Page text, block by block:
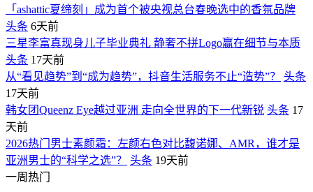
「ashattic夏缔刻」成为首个被央视总台春晚选中的香氛品牌
头条 6天前
三星李富真现身儿子毕业典礼 静奢不拼Logo赢在细节与本质
头条 17天前
从“看见趋势”到“成为趋势”，抖音生活服务不止“造势”？
头条
17天前
韩女团Queenz Eye越过亚洲 走向全世界的下一代新锐 头条 17
天前
2026热门男士素颜霜：左颜右色对比馥诺娜、AMR，谁才是
亚洲男士的“科学之选”？
头条 19天前
一周热门